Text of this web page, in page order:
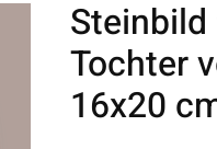
Tochter
16x20